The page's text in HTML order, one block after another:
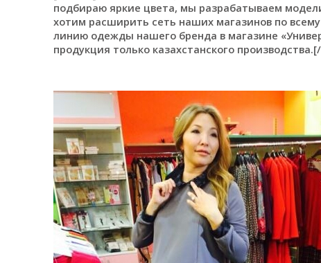
подбираю яркие цвета, мы разрабатываем
хотим расширить сеть наших магазинов по
линию одежды нашего бренда в магазине
продукция только казахстанского